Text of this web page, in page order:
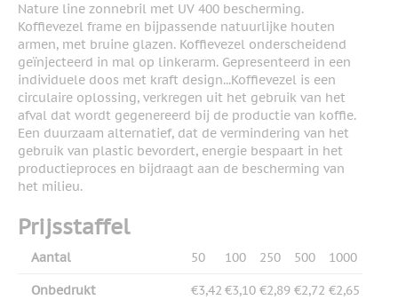
Nature line zonnebril met UV 400 bescherming.
Koffievezel frame en bijpassende natuurlijke houten
armen, met bruine glazen. Koffievezel onderscheidend
geïnjecteerd in mal op linkerarm. Gepresenteerd in een
individuele doos met kraft design...Koffievezel is een
circulaire oplossing, verkregen uit het gebruik van het
afval dat wordt gegenereerd bij de productie van koffie.
Een duurzaam alternatief, dat de vermindering van het
gebruik van plastic bevordert, energie bespaart in het
productieproces en bijdraagt aan de bescherming van
het milieu.
Prijsstaffel
Aantal 50 100 250 500 1000
Onbedrukt €3,42 €3,10 €2,89 €2,72 €2,65